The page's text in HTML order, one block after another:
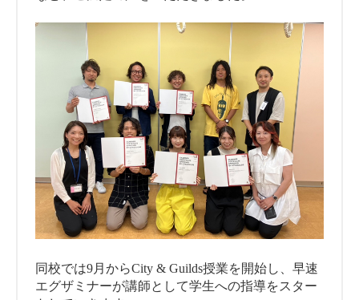
同校では9月からCity & Guilds授業を開始し、早速
エグザミナーが講師として学生への指導をスター